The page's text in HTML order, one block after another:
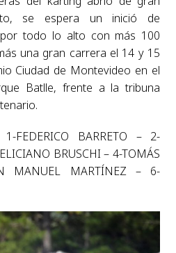
se espera un inició de
todo lo alto con más 100
una gran carrera el 14 y 15
Ciudad de Montevideo en el
Batlle, frente a la tribuna
1-FEDERICO BARRETO – 2-
BRUSCHI – 4-TOMÁS
MANUEL MARTÍNEZ – 6-